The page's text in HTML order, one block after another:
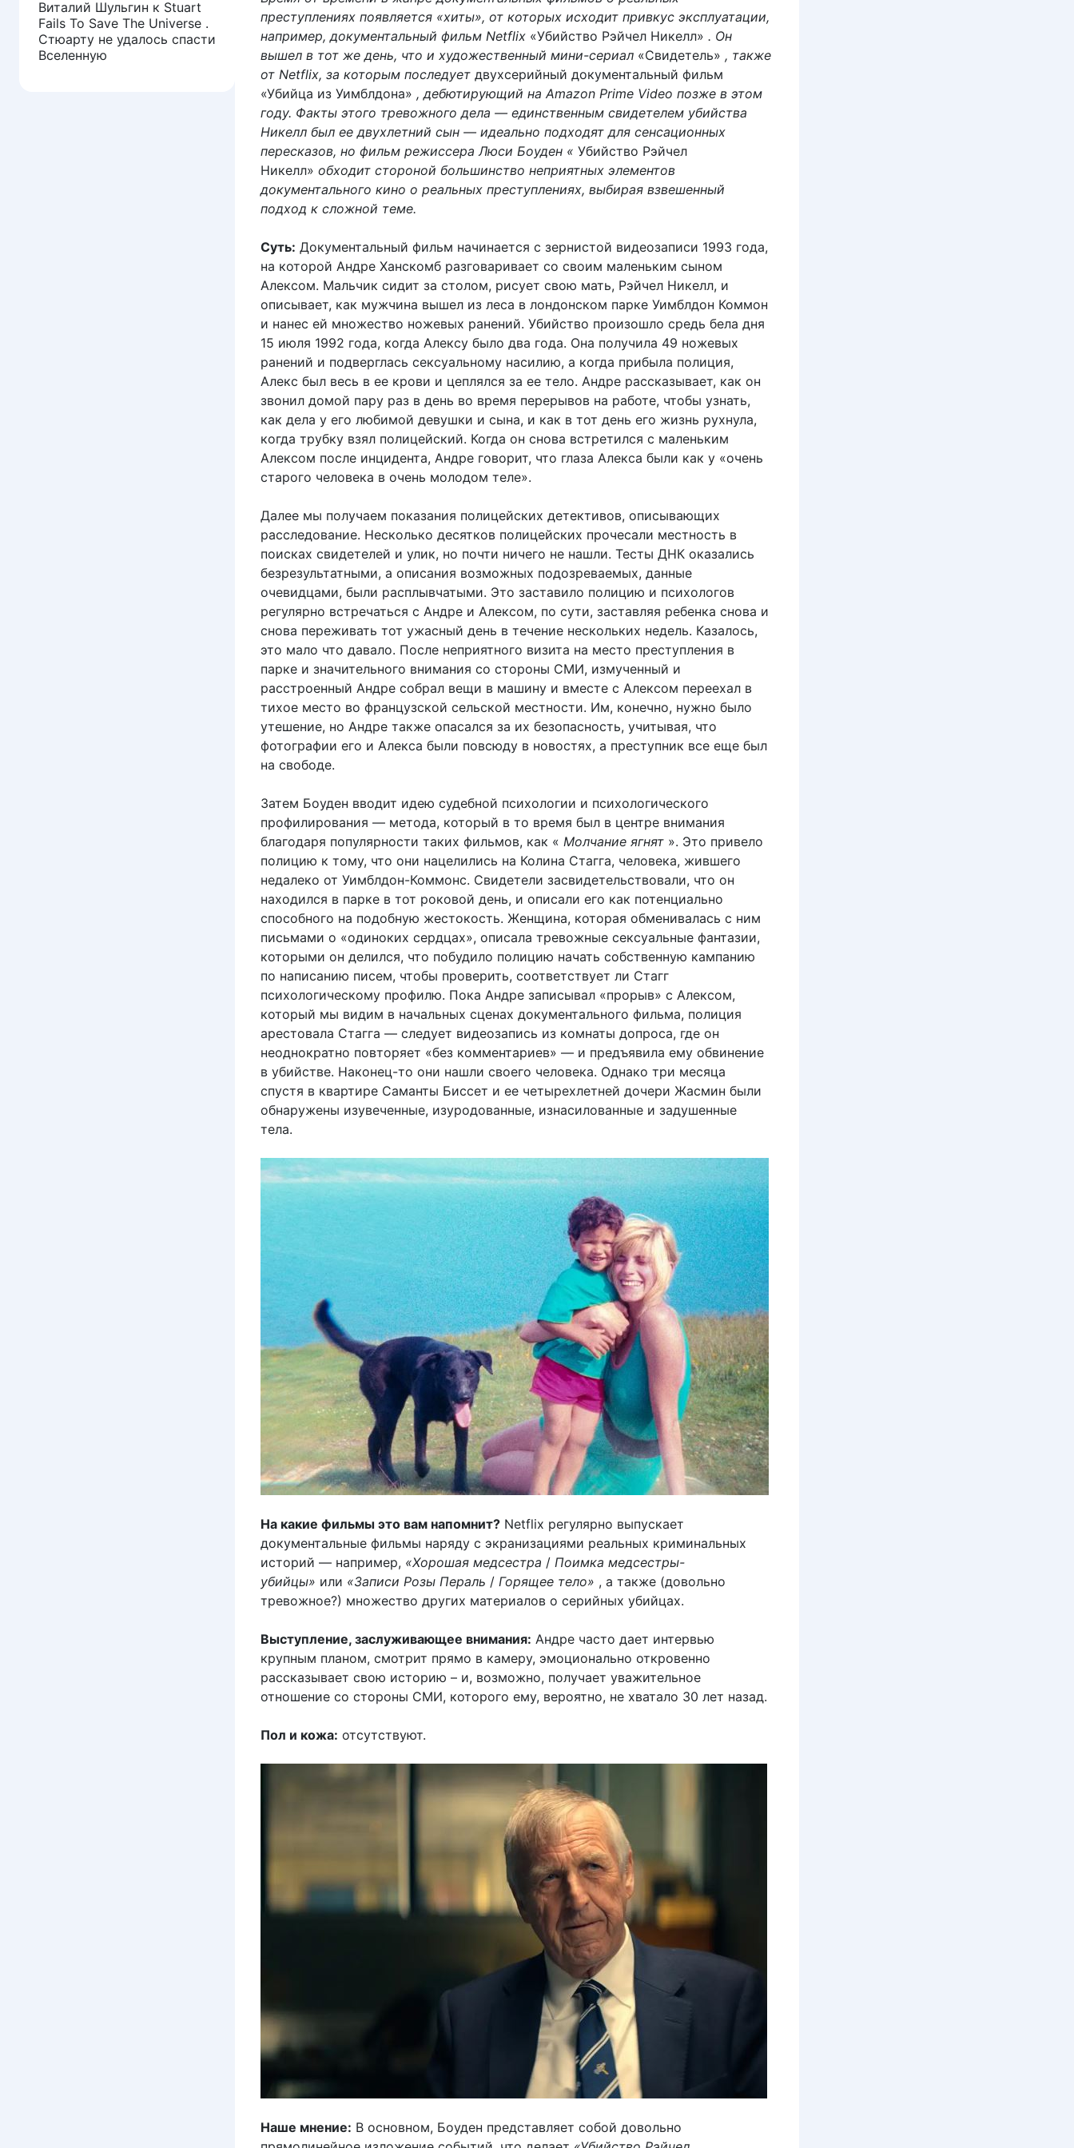
преступлениях появляется «хиты», от которых исходит привкус эксплуатации,
например, документальный фильм Netflix «Убийство Рэйчел Никелл» . Он
вышел в тот же день, что и художественный мини-сериал «Свидетель» , также
от Netflix, за которым последует двухсерийный документальный фильм
«Убийца из Уимблдона» , дебютирующий на Amazon Prime Video позже в этом
году. Факты этого тревожного дела — единственным свидетелем убийства
Никелл был ее двухлетний сын — идеально подходят для сенсационных
пересказов, но фильм режиссера Люси Боуден « Убийство Рэйчел
Никелл» обходит стороной большинство неприятных элементов
документального кино о реальных преступлениях, выбирая взвешенный
подход к сложной теме.
Суть: Документальный фильм начинается с зернистой видеозаписи 1993 года,
на которой Андре Ханскомб разговаривает со своим маленьким сыном
Алексом. Мальчик сидит за столом, рисует свою мать, Рэйчел Никелл, и
описывает, как мужчина вышел из леса в лондонском парке Уимблдон Коммон
и нанес ей множество ножевых ранений. Убийство произошло средь бела дня
15 июля 1992 года, когда Алексу было два года. Она получила 49 ножевых
ранений и подверглась сексуальному насилию, а когда прибыла полиция,
Алекс был весь в ее крови и цеплялся за ее тело. Андре рассказывает, как он
звонил домой пару раз в день во время перерывов на работе, чтобы узнать,
как дела у его любимой девушки и сына, и как в тот день его жизнь рухнула,
когда трубку взял полицейский. Когда он снова встретился с маленьким
Алексом после инцидента, Андре говорит, что глаза Алекса были как у «очень
старого человека в очень молодом теле».
Далее мы получаем показания полицейских детективов, описывающих
расследование. Несколько десятков полицейских прочесали местность в
поисках свидетелей и улик, но почти ничего не нашли. Тесты ДНК оказались
безрезультатными, а описания возможных подозреваемых, данные
очевидцами, были расплывчатыми. Это заставило полицию и психологов
регулярно встречаться с Андре и Алексом, по сути, заставляя ребенка снова и
снова переживать тот ужасный день в течение нескольких недель. Казалось,
это мало что давало. После неприятного визита на место преступления в
парке и значительного внимания со стороны СМИ, измученный и
расстроенный Андре собрал вещи в машину и вместе с Алексом переехал в
тихое место во французской сельской местности. Им, конечно, нужно было
утешение, но Андре также опасался за их безопасность, учитывая, что
фотографии его и Алекса были повсюду в новостях, а преступник все еще был
на свободе.
Затем Боуден вводит идею судебной психологии и психологического
профилирования — метода, который в то время был в центре внимания
благодаря популярности таких фильмов, как « Молчание ягнят ». Это привело
полицию к тому, что они нацелились на Колина Стагга, человека, жившего
недалеко от Уимблдон-Коммонс. Свидетели засвидетельствовали, что он
находился в парке в тот роковой день, и описали его как потенциально
способного на подобную жестокость. Женщина, которая обменивалась с ним
письмами о «одиноких сердцах», описала тревожные сексуальные фантазии,
которыми он делился, что побудило полицию начать собственную кампанию
по написанию писем, чтобы проверить, соответствует ли Стагг
психологическому профилю. Пока Андре записывал «прорыв» с Алексом,
который мы видим в начальных сценах документального фильма, полиция
арестовала Стагга — следует видеозапись из комнаты допроса, где он
неоднократно повторяет «без комментариев» — и предъявила ему обвинение
в убийстве. Наконец-то они нашли своего человека. Однако три месяца
спустя в квартире Саманты Биссет и ее четырехлетней дочери Жасмин были
обнаружены изувеченные, изуродованные, изнасилованные и задушенные
тела.
На какие фильмы это вам напомнит? Netflix регулярно выпускает
документальные фильмы наряду с экранизациями реальных криминальных
историй — например, «Хорошая медсестра / Поимка медсестры-
убийцы» или «Записи Розы Пераль / Горящее тело» , а также (довольно
тревожное?) множество других материалов о серийных убийцах.
Выступление, заслуживающее внимания: Андре часто дает интервью
крупным планом, смотрит прямо в камеру, эмоционально откровенно
рассказывает свою историю – и, возможно, получает уважительное
отношение со стороны СМИ, которого ему, вероятно, не хватало 30 лет назад.
Пол и кожа: отсутствуют.
Наше мнение: В основном, Боуден представляет собой довольно
Виталий Шульгин к Stuart
Fails To Save The Universe .
Стюарту не удалось спасти
Вселенную